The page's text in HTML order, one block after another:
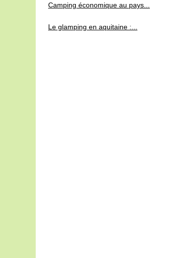
Camping économique au pays...
Le glamping en aquitaine :...